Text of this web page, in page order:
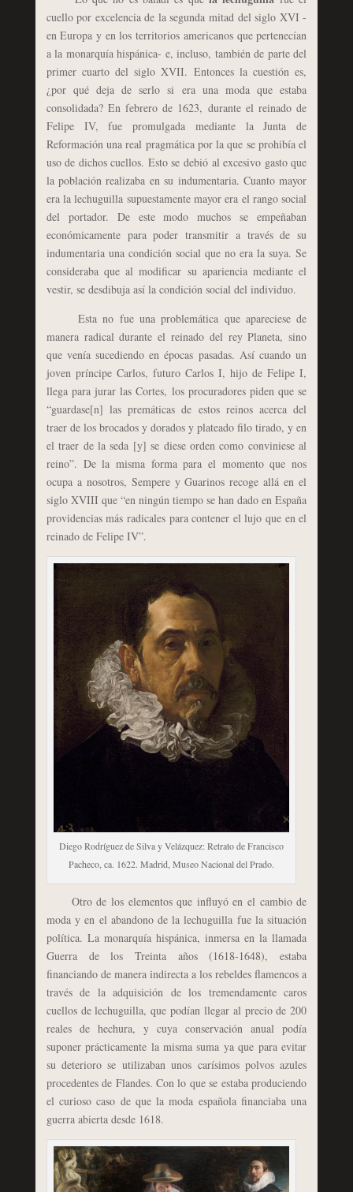
cuello por excelencia de la segunda mitad del siglo XVI -
en Europa y en los territorios americanos que pertenecían
a la monarquía hispánica- e, incluso, también de parte del
primer cuarto del siglo XVII. Entonces la cuestión es,
¿por qué deja de serlo si era una moda que estaba
consolidada? En febrero de 1623, durante el reinado de
Felipe IV, fue promulgada mediante la Junta de
Reformación una real pragmática por la que se prohibía el
uso de dichos cuellos. Esto se debió al excesivo gasto que
la población realizaba en su indumentaria. Cuanto mayor
era la lechuguilla supuestamente mayor era el rango social
del portador. De este modo muchos se empeñaban
económicamente para poder transmitir a través de su
indumentaria una condición social que no era la suya. Se
consideraba que al modificar su apariencia mediante el
vestir, se desdibuja así la condición social del individuo.
Esta no fue una problemática que apareciese de
manera radical durante el reinado del rey Planeta, sino
que venía sucediendo en épocas pasadas. Así cuando un
joven príncipe Carlos, futuro Carlos I, hijo de Felipe I,
llega para jurar las Cortes, los procuradores piden que se
“guardase[n] las premáticas de estos reinos acerca del
traer de los brocados y dorados y plateado filo tirado, y en
el traer de la seda [y] se diese orden como conviniese al
reino”. De la misma forma para el momento que nos
ocupa a nosotros, Sempere y Guarinos recoge allá en el
siglo XVIII que “en ningún tiempo se han dado en España
providencias más radicales para contener el lujo que en el
reinado de Felipe IV”.
Diego Rodríguez de Silva y Velázquez: Retrato de Francisco
Pacheco, ca. 1622. Madrid, Museo Nacional del Prado.
Otro de los elementos que influyó en el cambio de
moda y en el abandono de la lechuguilla fue la situación
política. La monarquía hispánica, inmersa en la llamada
Guerra de los Treinta años (1618-1648), estaba
financiando de manera indirecta a los rebeldes flamencos a
través de la adquisición de los tremendamente caros
cuellos de lechuguilla, que podían llegar al precio de 200
reales de hechura, y cuya conservación anual podía
suponer prácticamente la misma suma ya que para evitar
su deterioro se utilizaban unos carísimos polvos azules
procedentes de Flandes. Con lo que se estaba produciendo
el curioso caso de que la moda española financiaba una
guerra abierta desde 1618.